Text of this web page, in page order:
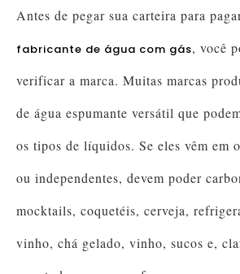
Antes de pegar sua carteira para
fabricante de água com gás, você
verificar a marca. Muitas marcas
de água espumante versátil que
os tipos de líquidos. Se eles vêm em
ou independentes, devem poder
mocktails, coquetéis, cerveja,
vinho, chá gelado, vinho, sucos e,